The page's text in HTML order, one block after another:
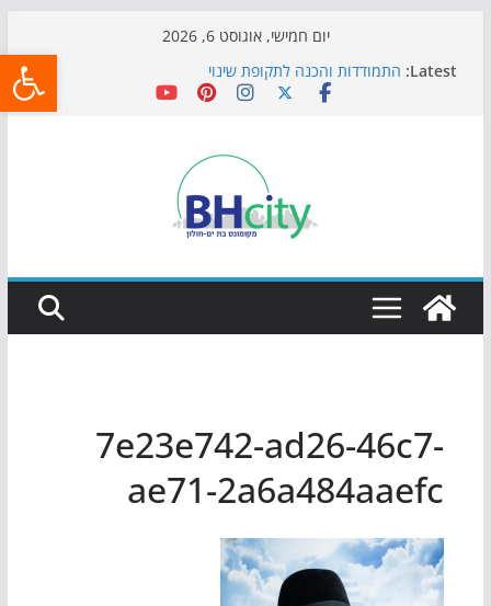
יום חמישי, אוגוסט 6, 2026
Latest: התמודדות והכנה לתקופת שינוי
אי ההרפתקאות ממשיך לכבוש את הגינות: מאות משפחות
כדורגל באווירה מיוחדת: הקרנת גמר המונדיאל בטרמינל
הקיץ של בני הנוער בבת־ים: חוף הריביירה הופך למרחב
בטוח בשעות הערב
7e23e742-ad26-46c7-
ae71-2a6a484aaefc